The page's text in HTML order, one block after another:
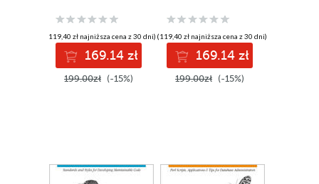
(119,40 zł najniższa cena z 30 dni)
169.14 zł
199.00zł (-15%)
Edition
(119,40 zł najniższa cena z 30 dni)
169.14 zł
199.00zł (-15%)